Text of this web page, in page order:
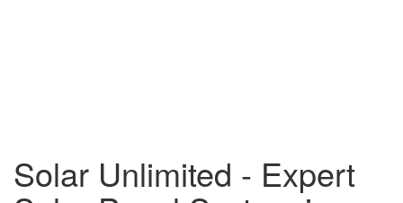
Solar Unlimited - Expert